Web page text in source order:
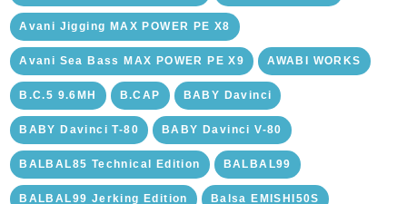
Avani Jigging MAX POWER PE X8
Avani Sea Bass MAX POWER PE X9 AWABI WORKS
B.C.5 9.6MH B.CAP BABY Davinci
BABY Davinci T-80 BABY Davinci V-80
BALBAL85 Technical Edition BALBAL99
BALBAL99 Jerking Edition Balsa EMISHI50S